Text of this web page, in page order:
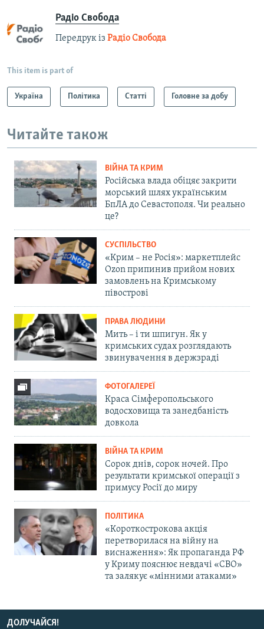
Радіо Свобода
Передрук із Радіо Свобода
This item is part of
Україна Політика Статті Головне за добу
Читайте також
ВІЙНА ТА КРИМ
Російська влада обіцяє закрити
морський шлях українським
БпЛА до Севастополя. Чи реально
це?
СУСПІЛЬСТВО
«Крим – не Росія»: маркетплейс
Ozon припинив прийом нових
замовлень на Кримському
півострові
ПРАВА ЛЮДИНИ
Мить – і ти шпигун. Як у
кримських судах розглядають
звинувачення в держзраді
ФОТОГАЛЕРЕЇ
Краса Сімферопольського
водосховища та занедбаність
довкола
ВІЙНА ТА КРИМ
Сорок днів, сорок ночей. Про
результати кримської операції з
примусу Росії до миру
ПОЛІТИКА
«Короткострокова акція
перетворилася на війну на
виснаження»: Як пропаганда РФ
у Криму пояснює невдачі «СВО»
та залякує «мінними атаками»
ДОЛУЧАЙСЯ!